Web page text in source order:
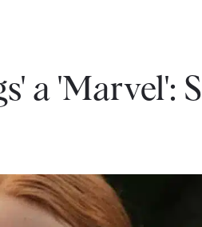
a 'Marvel':